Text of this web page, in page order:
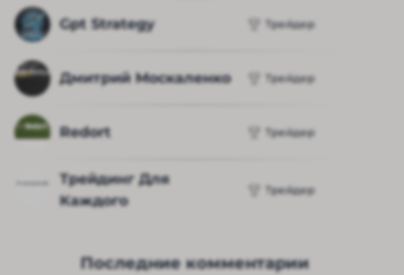
Gpt Strategy Трейдер
Дмитрий Москаленко Трейдер
Redort Трейдер
Трейдинг Для
Каждого
Трейдер
Последние комментарии